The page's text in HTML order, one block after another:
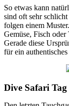
So etwas kann
sind oft sehr
folgen einem
Gemüse, Fisch
Gerade diese
für ein
Dive Safari Tag